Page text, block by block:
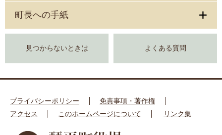
町長への手紙
見つからないときは よくある質問
プライバシーポリシー
免責事項・著作権
アクセス
このホームページについて リンク集